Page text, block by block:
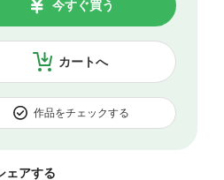
カートへ
今すぐ買う
作品をチェックする
ェアする